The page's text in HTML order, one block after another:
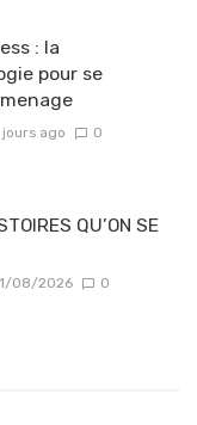
: la
pour se
ago 0
QU’ON SE
08/2026 0